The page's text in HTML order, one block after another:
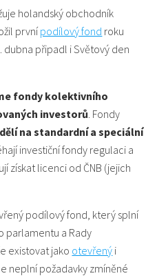
holandský obchodník
první podílový fond roku
dubna připadl i Světový den
fondy kolektivního
investorů . Fondy
dělí na standardní a speciální
investiční fondy regulaci a
získat licenci od ČNB (jejich
podílový fond, který splní
parlamentu a Rady
existovat jako otevřený i
neplní požadavky zmíněné